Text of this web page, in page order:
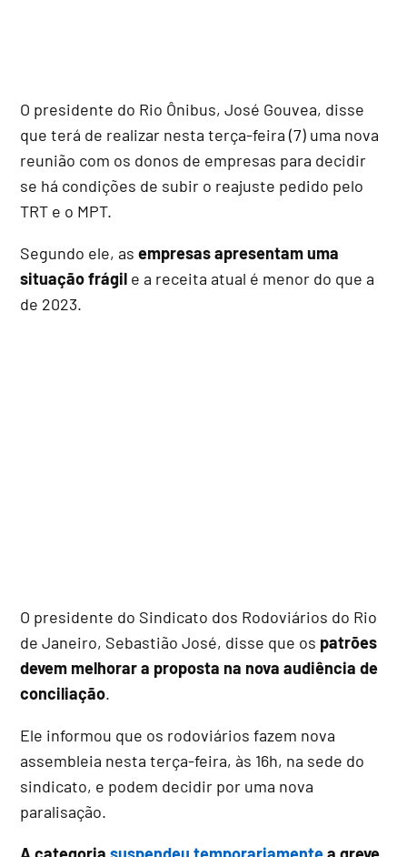
O presidente do Rio Ônibus, José Gouvea, disse
que terá de realizar nesta terça-feira (7) uma nova
reunião com os donos de empresas para decidir
se há condições de subir o reajuste pedido pelo
TRT e o MPT.
Segundo ele, asempresas apresentam uma
situação frágil e a receita atual é menor do que a
de 2023.
O presidente do Sindicato dos Rodoviários do Rio
de Janeiro, Sebastião José, disse que os patrões
devem melhorar a proposta na nova audiência de
conciliação.
Ele informou que os rodoviários fazem nova
assembleia nesta terça-feira, às 16h, na sede do
sindicato, e podem decidir por uma nova
paralisação.